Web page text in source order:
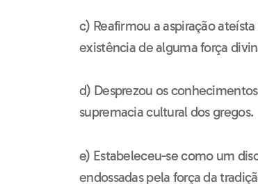
c) Reafirmou a aspiração
existência de alguma força
d) Desprezou os
supremacia cultural dos gregos.
e) Estabeleceu-se como um
endossadas pela força da